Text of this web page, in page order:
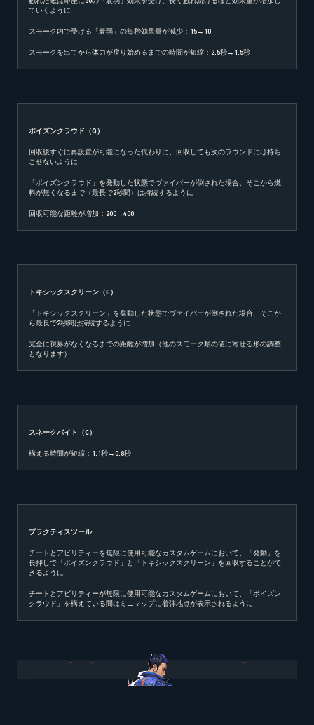
ていくように
スモーク内で受ける「衰弱」の毎秒効果量が減少：15→10
スモークを出てから体力が戻り始めるまでの時間が短縮：2.5秒→1.5秒
ポイズンクラウド（Q）
回収後すぐに再設置が可能になった代わりに、回収しても次のラウンドには持ち
こせないように
「ポイズンクラウド」を発動した状態でヴァイパーが倒された場合、そこから燃
料が無くなるまで（最長で2秒間）は持続するように
回収可能な距離が増加：200→400
トキシックスクリーン（E）
「トキシックスクリーン」を発動した状態でヴァイパーが倒された場合、そこか
ら最長で2秒間は持続するように
完全に視界がなくなるまでの距離が増加（他のスモーク類の値に寄せる形の調整
となります）
スネークバイト（C）
構える時間が短縮：1.1秒→0.8秒
プラクティスツール
チートとアビリティーを無限に使用可能なカスタムゲームにおいて、「発動」を
長押しで「ポイズンクラウド」と「トキシックスクリーン」を回収することがで
きるように
チートとアビリティーが無限に使用可能なカスタムゲームにおいて、「ポイズン
クラウド」を構えている間はミニマップに着弾地点が表示されるように